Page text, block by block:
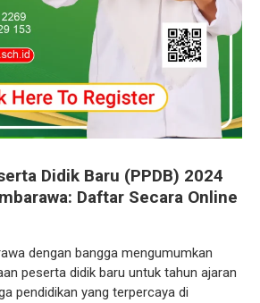
Didik Baru (PPDB) 2024
Daftar Secara Online
dengan bangga mengumumkan
peserta didik baru untuk tahun ajaran
pendidikan yang terpercaya di